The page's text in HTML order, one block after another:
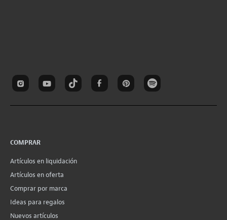
COMPRAR
Artículos en liquidación
Artículos en oferta
Comprar por marca
Ideas para regalos
Nuevos artículos